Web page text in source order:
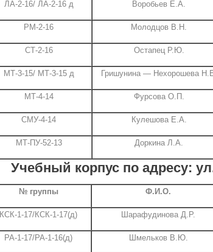
ЛА-2-16/ ЛА-2-16 д Воробьев Е.А.
РМ-2-16 Молодцов В.Н.
СТ-2-16 Остапец Р.Ю.
МТ-3-15/ МТ-3-15 д Гришунина — Нехорошева
МТ-4-14 Фурсова О.П.
СМУ-4-14 Кулешова Е.А.
МТ-ПУ-52-13 Доркина Л.А.
Учебный корпус по адресу:
№ группы Ф.И.О.
КСК-1-17/КСК-1-17(д) Шарафудинова Д.Р.
РА-1-17/РА-1-16(д) Шмельков В.Ю.